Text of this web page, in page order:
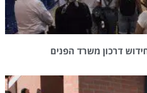
דרכון משרד הפנים